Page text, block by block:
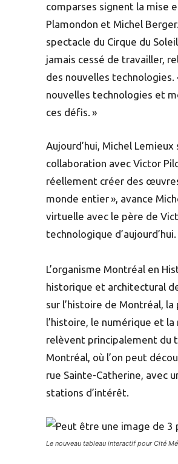
comparses signent la mise
Plamondon et Michel
spectacle du Cirque du
jamais cessé de travailler,
des nouvelles technologies.
nouvelles technologies et
ces défis. »
Aujourd’hui, Michel
collaboration avec Victor
réellement créer des
monde entier », avance
virtuelle avec le père de
technologique d’aujourd’hui.
L’organisme Montréal en
historique et architectural
sur l’histoire de Montréal,
l’histoire, le numérique et
relèvent principalement du
Montréal, où l’on peut
rue Sainte-Catherine, avec
stations d’intérêt.
Le nouveau tableau interactif pour Cité